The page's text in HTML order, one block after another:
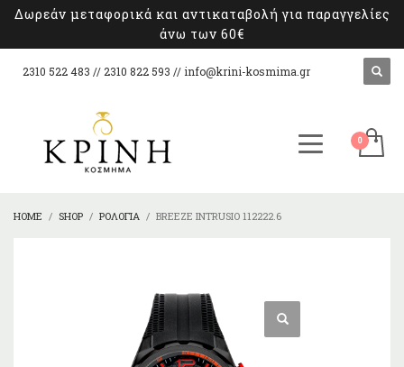
Δωρεάν μεταφορικά και αντικαταβολή για παραγγελίες
άνω των 60€
2310 522 483 // 2310 822 593 // info@krini-kosmima.gr
HOME SHOP ΡΟΛΌΓΙΑ BREEZE INTRUSIO 112222.6